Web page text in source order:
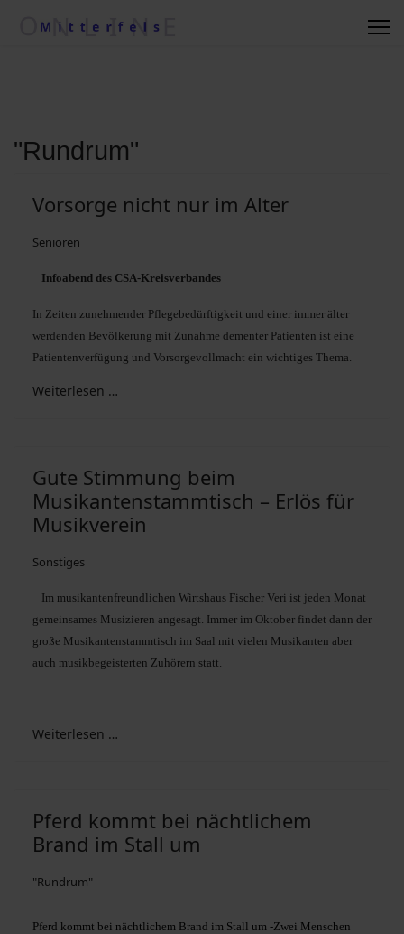
Wetterkiste
nach ....
Betriebe
Kommunalwahl 2020
"Rundrum"
Vorsorge nicht nur im Alter
Senioren
Infoabend des CSA-Kreisverbandes
In Zeiten zunehmender Pflegebedürftigkeit und einer immer älter
werdenden Bevölkerung mit Zunahme dementer Patienten ist eine
Patientenverfügung und Vorsorgevollmacht ein wichtiges Thema.
Weiterlesen …
Gute Stimmung beim
Musikantenstammtisch – Erlös für
Musikverein
Sonstiges
Im musikantenfreundlichen Wirtshaus Fischer Veri ist jeden Monat
gemeinsames Musizieren angesagt. Immer im Oktober findet dann der
große Musikantenstammtisch im Saal mit vielen Musikanten aber
auch musikbegeisterten Zuhörern statt.
Weiterlesen …
Pferd kommt bei nächtlichem
Brand im Stall um
"Rundrum"
Pferd kommt bei nächtlichem Brand im Stall um -Zwei Menschen